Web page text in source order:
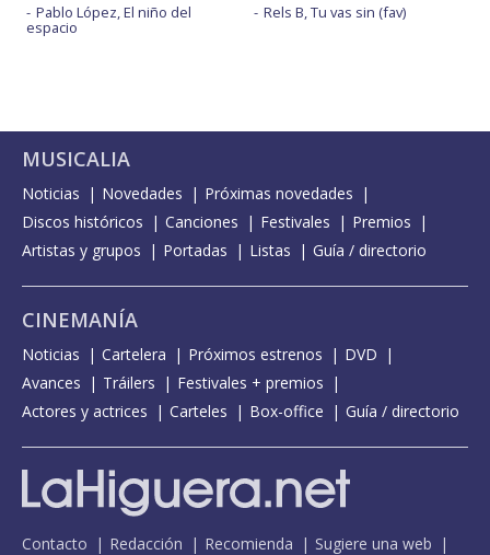
Pablo López, El niño del
espacio
Rels B, Tu vas sin (fav)
MUSICALIA
Noticias Novedades
Próximas novedades
Discos históricos
Canciones Festivales
Premios
Artistas y grupos
Portadas Listas Guía / directorio
CINEMANÍA
Noticias Cartelera Próximos estrenos
DVD
Avances
Tráilers
Festivales + premios
Actores y actrices
Carteles Box-office Guía / directorio
Contacto Redacción Recomienda Sugiere una web